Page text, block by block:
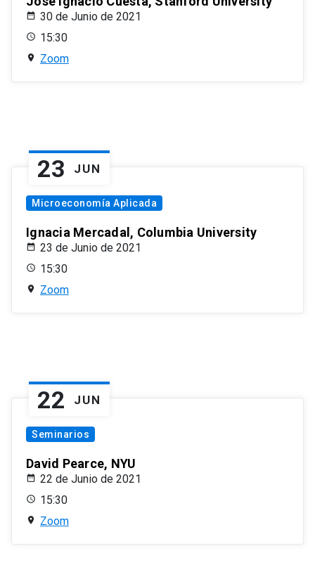
30 de Junio de 2021
15:30
Zoom
23 JUN
Microeconomía Aplicada
Ignacia Mercadal, Columbia University
23 de Junio de 2021
15:30
Zoom
22 JUN
Seminarios
David Pearce, NYU
22 de Junio de 2021
15:30
Zoom